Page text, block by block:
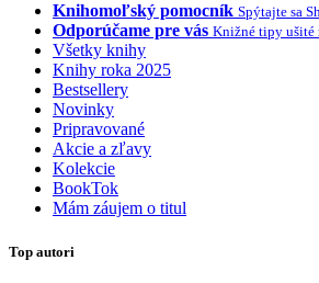
Knihomoľský pomocník Spýtajte sa
Odporúčame pre vás Knižné tipy ušité
Všetky knihy
Knihy roka 2025
Bestsellery
Novinky
Pripravované
Akcie a zľavy
Kolekcie
BookTok
Mám záujem o titul
Top autori